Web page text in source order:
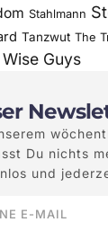
Stahlmann
Tanzwut The
Wise Guys
Du nichts
und